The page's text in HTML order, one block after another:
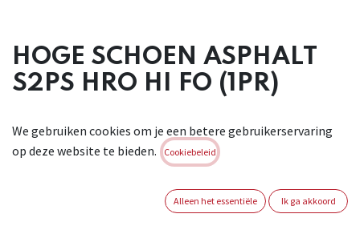
HOGE SCHOEN ASPHALT
S2PS HRO HI FO (1PR)
waterafstotend gedrukt leder. Binnenzijde: ongevoerd.
Binnenzool: volledige termic zool, anatomisch, anti-
PU/Nitril bestendig tegen +300°C (1 minuut contact).
Metaalvrij APT vlak. Breedte: 11. Conform : EN ISO 20345 :
We gebruiken cookies om je een betere gebruikerservaring
op deze website te bieden.
Cookiebeleid
Alleen het essentiële Ik ga akkoord